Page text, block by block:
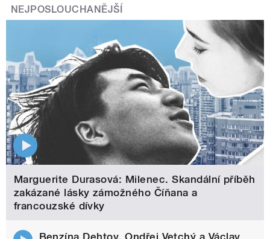
NEJPOSLOUCHANĚJŠÍ
Marguerite Durasová: Milenec. Skandální příběh
zakázané lásky zámožného Číňana a
francouzské dívky
Benzína Dehtov. Ondřej Vetchý a Václav